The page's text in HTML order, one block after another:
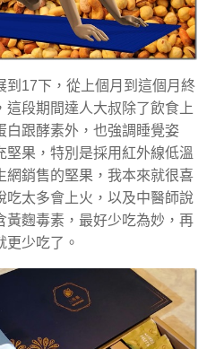
到17下，從上個月到這個月終
這段期間達人大叔除了飲食上
白跟酵素外，也強調睡覺姿
堅果，特別是採用紅外線低溫
網銷售的堅果，我本來就很喜
吃太多會上火，以及中醫師說
黃麴毒素，最好少吃為妙，再
更少吃了。